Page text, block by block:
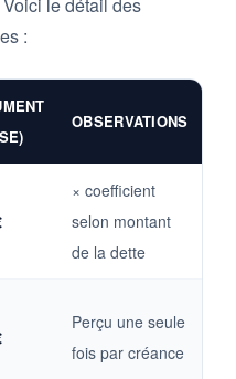
:
OBSERVATIONS
× coefficient
selon montant
de la dette
Perçu une seule
fois par créance